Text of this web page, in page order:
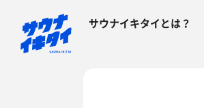
サウナイキタイとは？